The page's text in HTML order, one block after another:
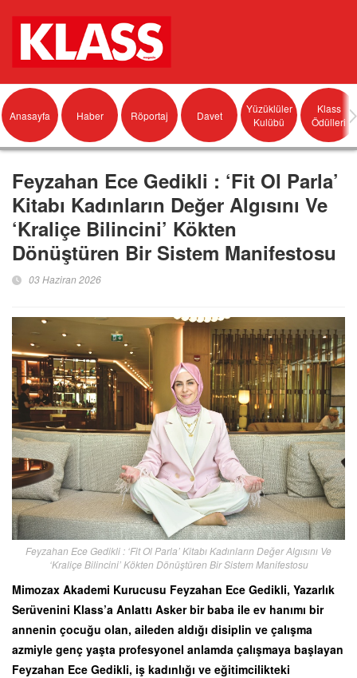
Anasayfa Haber Röportaj Davet
Yüzüklüler
Kulübü
Klass
Ödülleri
Feyzahan Ece Gedikli : ‘Fit Ol Parla’
Kitabı Kadınların Değer Algısını Ve
‘Kraliçe Bilincini’ Kökten
Dönüştüren Bir Sistem Manifestosu
03 Haziran 2026
Feyzahan Ece Gedikli : ‘Fit Ol Parla’ Kitabı Kadınların Değer Algısını Ve
‘Kraliçe Bilincini’ Kökten Dönüştüren Bir Sistem Manifestosu
Mimozax Akademi Kurucusu Feyzahan Ece Gedikli, Yazarlık
Serüvenini Klass’a Anlattı Asker bir baba ile ev hanımı bir
annenin çocuğu olan, aileden aldığı disiplin ve çalışma
azmiyle genç yaşta profesyonel anlamda çalışmaya başlayan
Feyzahan Ece Gedikli, iş kadınlığı ve eğitimcilikteki